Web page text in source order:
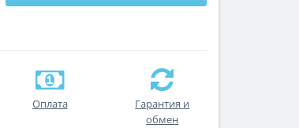
Оплата
Гарантия и
обмен